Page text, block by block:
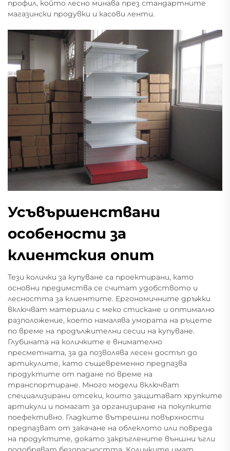
профил, който лесно минава през стандартните
магазински продувки и касови ленти.
Усъвършенствани
особености за
клиентския опит
Тези колички за купуване са проектирани, като
основни предимства се считат удобството и
лесността за клиентите. Ергономичните дръжки
включват материали с меко стискане и оптимално
разположение, което намалява умората на ръцете
по време на продължителни сесии на купуване.
Глубината на количките е внимателно
пресметната, за да позволява лесен достъп до
артикулите, като същевременно предпазва
продуктите от падане по време на
транспортиране. Много модели включват
специализирани отсеки, които защитават хрупките
артикули и помагат за организиране на покупките
поефективно. Гладките вътрешни повърхности
предпазват от закачане на облеклото или повреда
на продуктите, докато закръглените външни ъгли